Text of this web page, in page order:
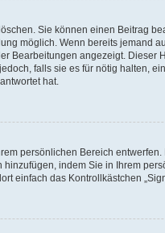
Sie können einen Beitrag
möglich. Wenn bereits jemand
Bearbeitungen angezeigt. Dieser
falls sie es für nötig halten,
hat.
persönlichen Bereich
indem Sie in Ihrem
einfach das Kontrollkästchen